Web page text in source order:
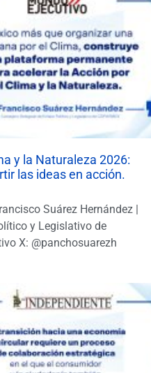
y la Naturaleza 2026:
las ideas en acción.
Suárez Hernández |
y Legislativo de
X: @panchosuarezh